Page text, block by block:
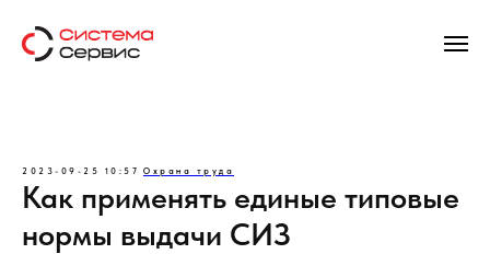
2023-09-25 10:57 Охрана труда
Как применять единые типовые
нормы выдачи СИЗ